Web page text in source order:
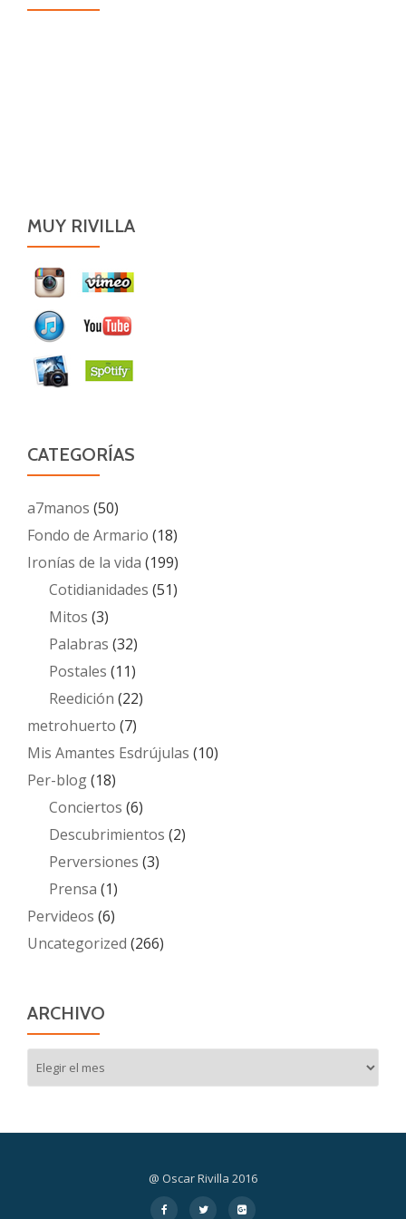
MUY RIVILLA
CATEGORÍAS
a7manos (50)
Fondo de Armario (18)
Ironías de la vida (199)
Cotidianidades (51)
Mitos (3)
Palabras (32)
Postales (11)
Reedición (22)
metrohuerto (7)
Mis Amantes Esdrújulas (10)
Per-blog(18)
Conciertos (6)
Descubrimientos (2)
Perversiones (3)
Prensa (1)
Pervideos (6)
Uncategorized (266)
ARCHIVO
@ Oscar Rivilla 2016
fa-
fa-
fa-